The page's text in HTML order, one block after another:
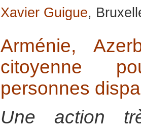
Xavier Guigue,
Arménie,
citoyenne
personnes
Une action